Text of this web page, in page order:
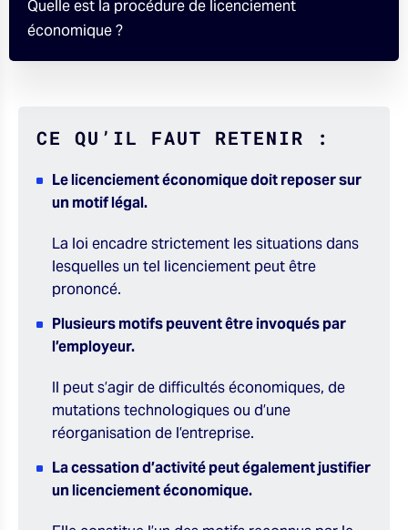
Quelle est la procédure de licenciement
économique ?
CE QU’IL FAUT RETENIR :
Le licenciement économique doit reposer sur
un motif légal.
La loi encadre strictement les situations dans
lesquelles un tel licenciement peut être
prononcé.
Plusieurs motifs peuvent être invoqués par
l’employeur.
Il peut s’agir de difficultés économiques, de
mutations technologiques ou d’une
réorganisation de l’entreprise.
La cessation d’activité peut également justifier
un licenciement économique.